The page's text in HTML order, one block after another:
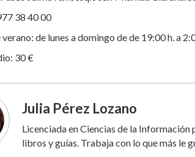
38 40 00
de lunes a domingo de de 19:00 h. a
30 €
Julia Pérez Lozano
Licenciada en Ciencias de la
libros y guías. Trabaja con lo que más le